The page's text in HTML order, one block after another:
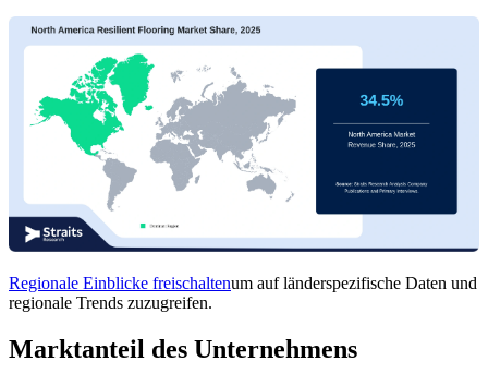
Regionale Einblicke freischaltenum auf länderspezifische Daten und
regionale Trends zuzugreifen.
Marktanteil des Unternehmens